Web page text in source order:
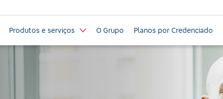
Produtos e serviços O Grupo Planos por Credenciado